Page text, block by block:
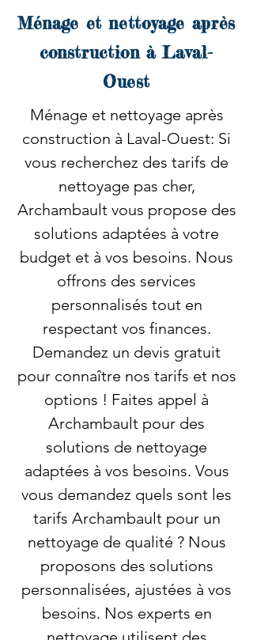
Ménage et nettoyage après
construction à Laval-
Ouest
Ménage et nettoyage après
construction à Laval-Ouest: Si
vous recherchez des tarifs de
nettoyage pas cher,
Archambault vous propose des
solutions adaptées à votre
budget et à vos besoins. Nous
offrons des services
personnalisés tout en
respectant vos finances.
Demandez un devis gratuit
pour connaître nos tarifs et nos
options ! Faites appel à
Archambault pour des
solutions de nettoyage
adaptées à vos besoins. Vous
vous demandez quels sont les
tarifs Archambault pour un
nettoyage de qualité ? Nous
proposons des solutions
personnalisées, ajustées à vos
besoins. Nos experts en